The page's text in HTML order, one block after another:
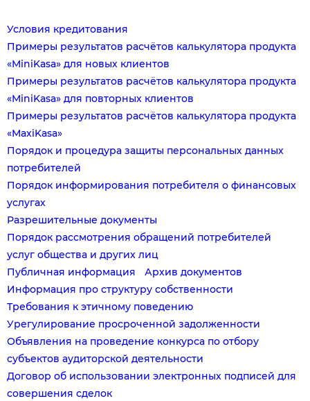
Условия кредитования
Примеры результатов расчётов калькулятора продукта
«MiniKasa» для новых клиентов
Примеры результатов расчётов калькулятора продукта
«MiniKasa» для повторных клиентов
Примеры результатов расчётов калькулятора продукта
«MaxiKasa»
Порядок и процедура защиты персональных данных
потребителей
Порядок информирования потребителя о финансовых
услугах
Разрешительные документы
Порядок рассмотрения обращений потребителей
услуг общества и других лиц
Публичная информация
Архив документов
Информация про структуру собственности
Требования к этичному поведению
Урегулирование просроченной задолженности
Объявления на проведение конкурса по отбору
субъектов аудиторской деятельности
Договор об использовании электронных подписей для
совершения сделок